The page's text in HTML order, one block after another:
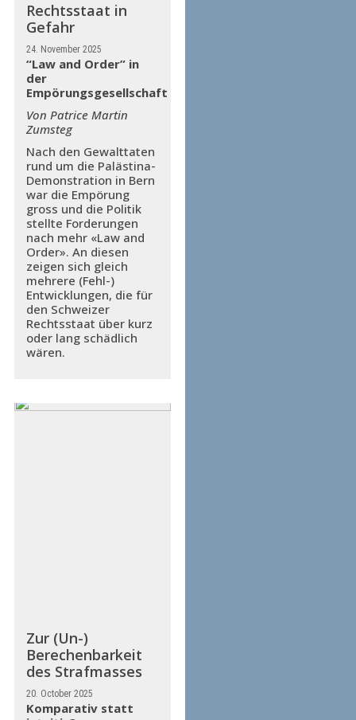
Rechtsstaat in
Gefahr
24. November 2025
“Law and Order” in
der
Empörungsgesellschaft
Von Patrice Martin
Zumsteg
Nach den Gewalttaten
rund um die Palästina-
Demonstration in Bern
war die Empörung
gross und die Politik
stellte Forderungen
nach mehr «Law and
Order». An diesen
zeigen sich gleich
mehrere (Fehl-)
Entwicklungen, die für
den Schweizer
Rechtsstaat über kurz
oder lang schädlich
wären.
Zur (Un-)
Berechenbarkeit
des Strafmasses
20. October 2025
Komparativ statt